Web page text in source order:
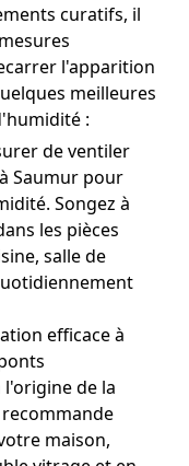
curatifs, il
l'apparition
meilleures
:
de ventiler
Saumur pour
Songez à
les pièces
salle de
efficace à
de la
maison,